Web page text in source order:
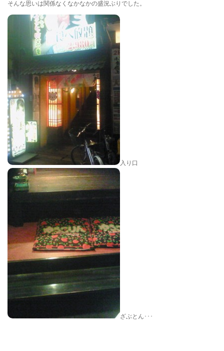
そんな思いは関係なくなかなかの盛況ぶりでした。
入り口
ざぶとん･･･